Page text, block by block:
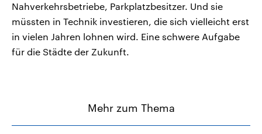
Nahverkehrsbetriebe, Parkplatzbesitzer. Und sie
müssten in Technik investieren, die sich vielleicht erst
in vielen Jahren lohnen wird. Eine schwere Aufgabe
für die Städte der Zukunft.
Mehr zum Thema